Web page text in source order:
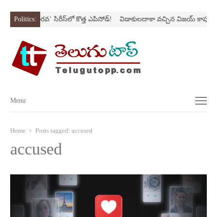
Politics:‘అర‌వ’ సిరీస్‌లో కొత్త ఎపిసోడ్‌! విడాకులదాకా వచ్చిన విజయ్‌ కాపురం
Menu
Menu
Home Posts tagged: accused
accused